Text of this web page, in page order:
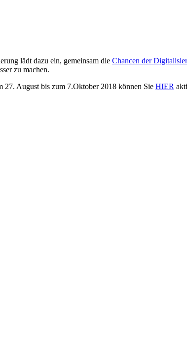
lädt dazu ein, gemeinsam die Chancen der
zu machen.
August bis zum 7.Oktober 2018 können Sie HIER